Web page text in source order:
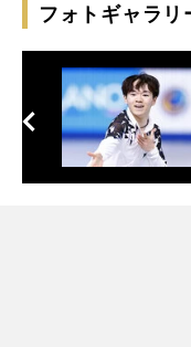
フォトギャラリ
次
へ